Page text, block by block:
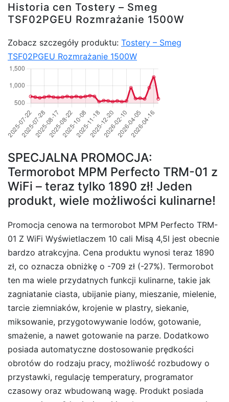
Historia cen Tostery – Smeg
TSF02PGEU Rozmrażanie 1500W
Zobacz szczegóły produktu: Tostery – Smeg
TSF02PGEU Rozmrażanie 1500W
SPECJALNA PROMOCJA:
Termorobot MPM Perfecto TRM-01 z
WiFi – teraz tylko 1890 zł! Jeden
produkt, wiele możliwości kulinarne!
Promocja cenowa na termorobot MPM Perfecto TRM-
01 Z WiFi Wyświetlaczem 10 cali Misą 4,5l jest obecnie
bardzo atrakcyjna. Cena produktu wynosi teraz 1890
zł, co oznacza obniżkę o -709 zł (-27%). Termorobot
ten ma wiele przydatnych funkcji kulinarne, takie jak
zagniatanie ciasta, ubijanie piany, mieszanie, mielenie,
tarcie ziemniaków, krojenie w plastry, siekanie,
miksowanie, przygotowywanie lodów, gotowanie,
smażenie, a nawet gotowanie na parze. Dodatkowo
posiada automatyczne dostosowanie prędkości
obrotów do rodzaju pracy, możliwość rozbudowy o
przystawki, regulację temperatury, programator
czasowy oraz wbudowaną wagę. Produkt posiada